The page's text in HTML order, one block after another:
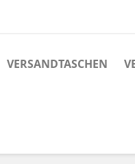
VERSANDTASCHEN